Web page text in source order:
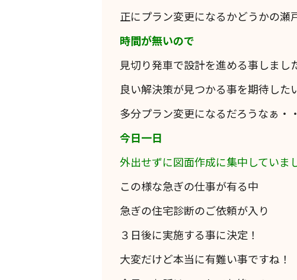
正にプラン変更になるかどうかの瀬
時間が無いので
見切り発車で設計を進める事しまし
良い解決策が見つかる事を期待した
多分プラン変更になるだろうなぁ・
今日一日
外出せずに図面作成に集中していま
この様な急ぎの仕事が有る中
急ぎの住宅診断のご依頼が入り
３日後に実施する事に決定！
大変だけど本当に有難い事ですね！